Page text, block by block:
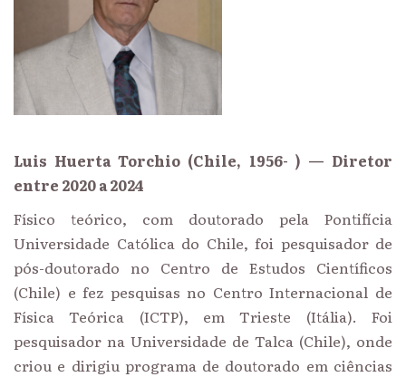
Luis Huerta Torchio (Chile, 1956- ) — Diretor
entre 2020 a 2024
Físico teórico, com doutorado pela Pontifícia
Universidade Católica do Chile, foi pesquisador de
pós-doutorado no Centro de Estudos Científicos
(Chile) e fez pesquisas no Centro Internacional de
Física Teórica (ICTP), em Trieste (Itália). Foi
pesquisador na Universidade de Talca (Chile), onde
criou e dirigiu programa de doutorado em ciências